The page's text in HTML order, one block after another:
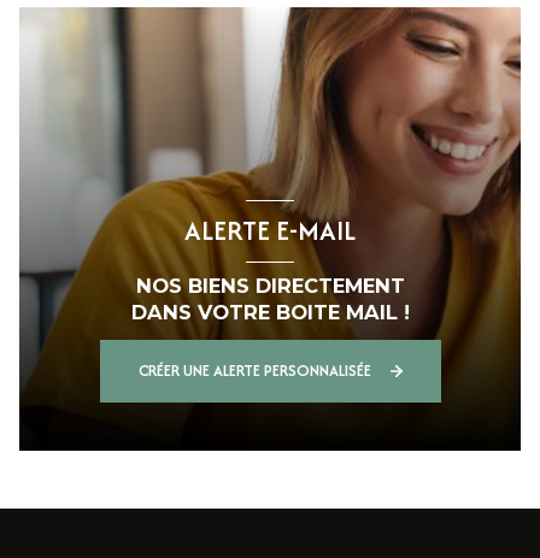
ALERTE E-MAIL
NOS BIENS DIRECTEMENT
DANS VOTRE BOITE MAIL !
CRÉER UNE ALERTE PERSONNALISÉE